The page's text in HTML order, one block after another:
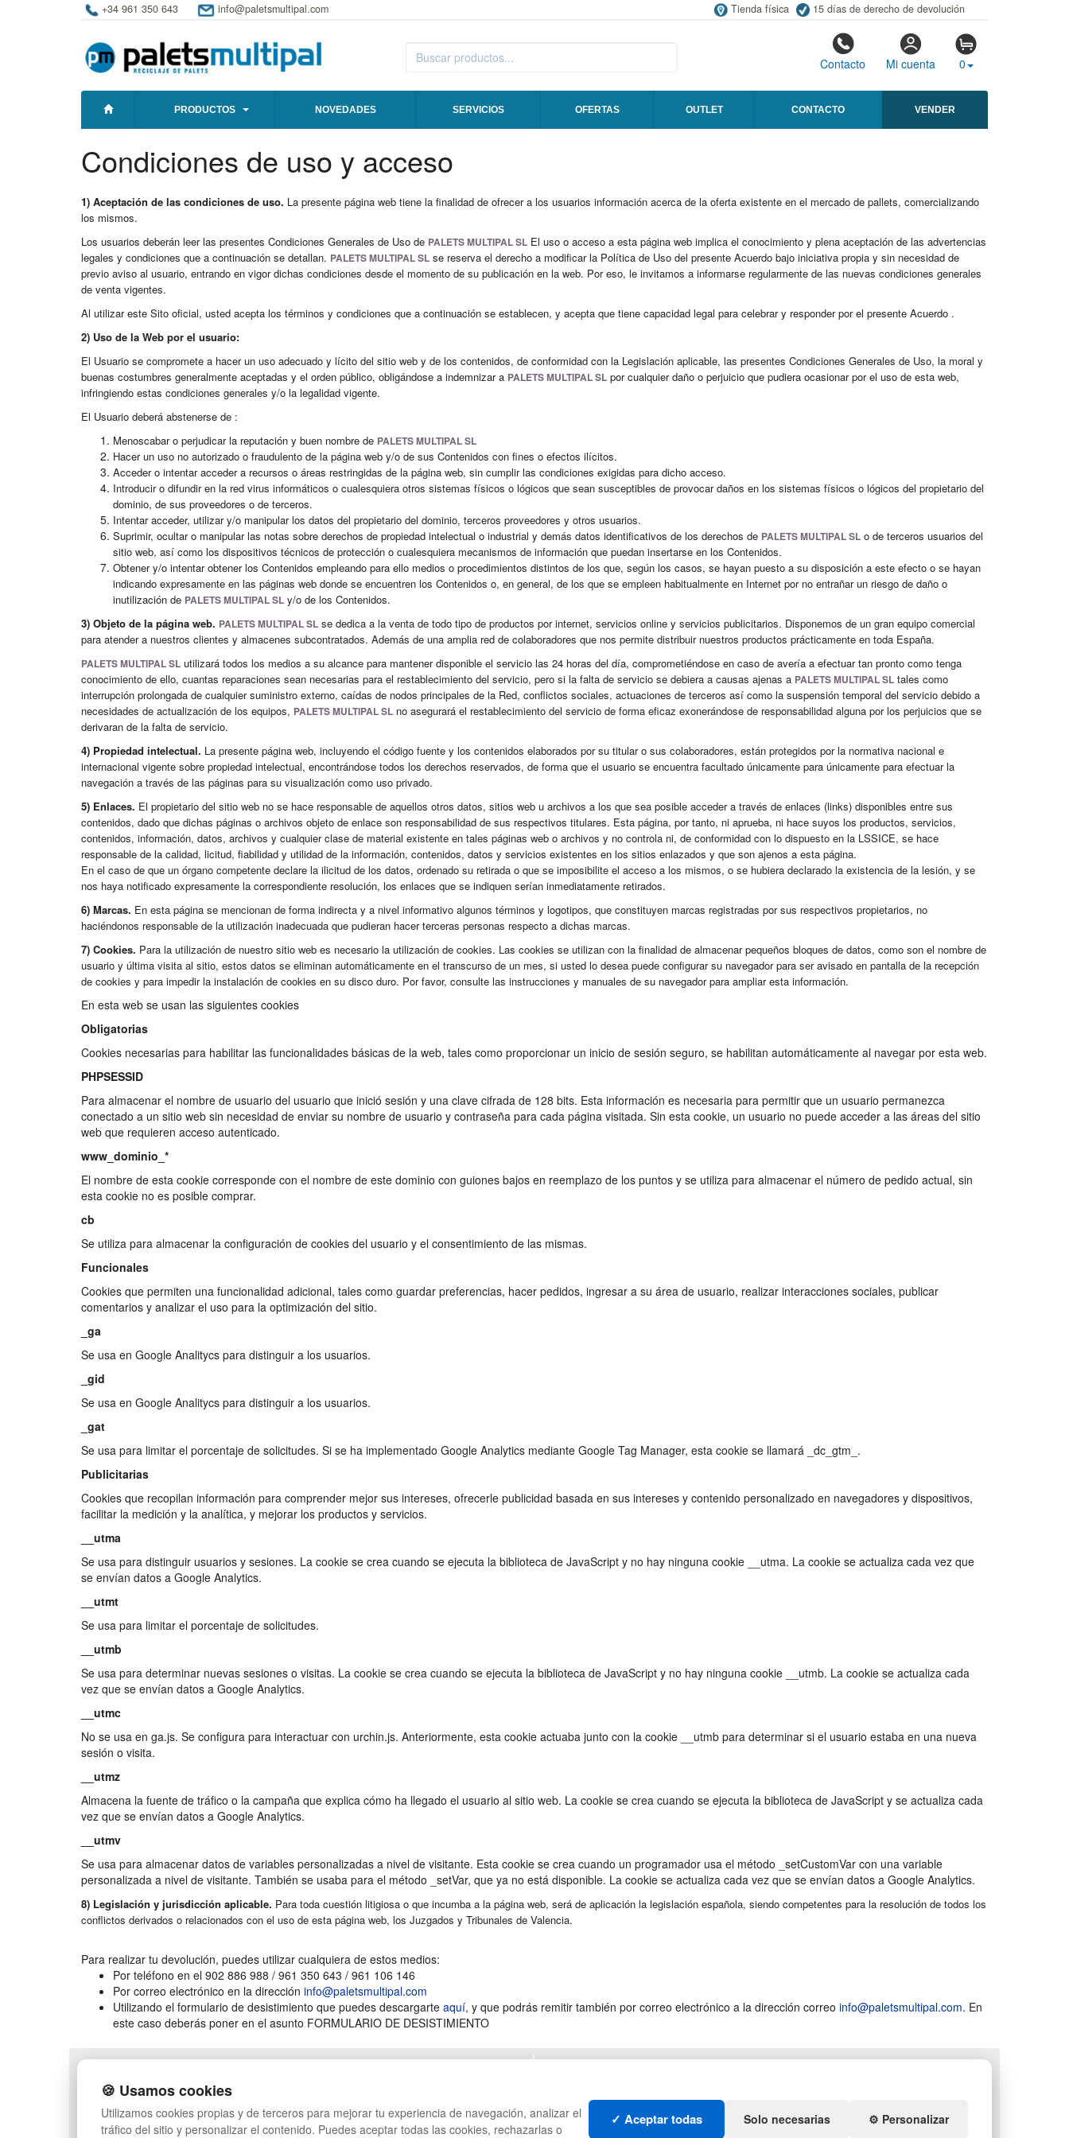
+34 961 350 643 info@paletsmultipal.com Tienda física 15 días de derecho de devolución
Contacto Mi cuenta 0
PRODUCTOS NOVEDADES SERVICIOS OFERTAS OUTLET CONTACTO VENDER
Condiciones de uso y acceso
1) Aceptación de las condiciones de uso. La presente página web tiene la finalidad de ofrecer a los usuarios información acerca de la oferta existente en el mercado de pallets, comercializando
los mismos.
Los usuarios deberán leer las presentes Condiciones Generales de Uso de PALETS MULTIPAL SL El uso o acceso a esta página web implica el conocimiento y plena aceptación de las advertencias
legales y condiciones que a continuación se detallan. PALETS MULTIPAL SL se reserva el derecho a modificar la Política de Uso del presente Acuerdo bajo iniciativa propia y sin necesidad de
previo aviso al usuario, entrando en vigor dichas condiciones desde el momento de su publicación en la web. Por eso, le invitamos a informarse regularmente de las nuevas condiciones generales
de venta vigentes.
Al utilizar este Sito oficial, usted acepta los términos y condiciones que a continuación se establecen, y acepta que tiene capacidad legal para celebrar y responder por el presente Acuerdo .
2) Uso de la Web por el usuario:
El Usuario se compromete a hacer un uso adecuado y lícito del sitio web y de los contenidos, de conformidad con la Legislación aplicable, las presentes Condiciones Generales de Uso, la moral y
buenas costumbres generalmente aceptadas y el orden público, obligándose a indemnizar a PALETS MULTIPAL SL por cualquier daño o perjuicio que pudiera ocasionar por el uso de esta web,
infringiendo estas condiciones generales y/o la legalidad vigente.
El Usuario deberá abstenerse de :
Menoscabar o perjudicar la reputación y buen nombre de PALETS MULTIPAL SL
Hacer un uso no autorizado o fraudulento de la página web y/o de sus Contenidos con fines o efectos ilícitos.
Acceder o intentar acceder a recursos o áreas restringidas de la página web, sin cumplir las condiciones exigidas para dicho acceso.
Introducir o difundir en la red virus informáticos o cualesquiera otros sistemas físicos o lógicos que sean susceptibles de provocar daños en los sistemas físicos o lógicos del propietario del
dominio, de sus proveedores o de terceros.
Intentar acceder, utilizar y/o manipular los datos del propietario del dominio, terceros proveedores y otros usuarios.
Suprimir, ocultar o manipular las notas sobre derechos de propiedad intelectual o industrial y demás datos identificativos de los derechos de PALETS MULTIPAL SL o de terceros usuarios del
sitio web, así como los dispositivos técnicos de protección o cualesquiera mecanismos de información que puedan insertarse en los Contenidos.
Obtener y/o intentar obtener los Contenidos empleando para ello medios o procedimientos distintos de los que, según los casos, se hayan puesto a su disposición a este efecto o se hayan
indicando expresamente en las páginas web donde se encuentren los Contenidos o, en general, de los que se empleen habitualmente en Internet por no entrañar un riesgo de daño o
inutilización de PALETS MULTIPAL SL y/o de los Contenidos.
3) Objeto de la página web. PALETS MULTIPAL SL se dedica a la venta de todo tipo de productos por internet, servicios online y servicios publicitarios. Disponemos de un gran equipo comercial
para atender a nuestros clientes y almacenes subcontratados. Además de una amplia red de colaboradores que nos permite distribuir nuestros productos prácticamente en toda España.
PALETS MULTIPAL SL utilizará todos los medios a su alcance para mantener disponible el servicio las 24 horas del día, comprometiéndose en caso de avería a efectuar tan pronto como tenga
conocimiento de ello, cuantas reparaciones sean necesarias para el restablecimiento del servicio, pero si la falta de servicio se debiera a causas ajenas a PALETS MULTIPAL SL tales como
interrupción prolongada de cualquier suministro externo, caídas de nodos principales de la Red, conflictos sociales, actuaciones de terceros así como la suspensión temporal del servicio debido a
necesidades de actualización de los equipos, PALETS MULTIPAL SL no asegurará el restablecimiento del servicio de forma eficaz exonerándose de responsabilidad alguna por los perjuicios que se
derivaran de la falta de servicio.
4) Propiedad intelectual. La presente página web, incluyendo el código fuente y los contenidos elaborados por su titular o sus colaboradores, están protegidos por la normativa nacional e
internacional vigente sobre propiedad intelectual, encontrándose todos los derechos reservados, de forma que el usuario se encuentra facultado únicamente para únicamente para efectuar la
navegación a través de las páginas para su visualización como uso privado.
5) Enlaces. El propietario del sitio web no se hace responsable de aquellos otros datos, sitios web u archivos a los que sea posible acceder a través de enlaces (links) disponibles entre sus
contenidos, dado que dichas páginas o archivos objeto de enlace son responsabilidad de sus respectivos titulares. Esta página, por tanto, ni aprueba, ni hace suyos los productos, servicios,
contenidos, información, datos, archivos y cualquier clase de material existente en tales páginas web o archivos y no controla ni, de conformidad con lo dispuesto en la LSSICE, se hace
responsable de la calidad, licitud, fiabilidad y utilidad de la información, contenidos, datos y servicios existentes en los sitios enlazados y que son ajenos a esta página.
En el caso de que un órgano competente declare la ilicitud de los datos, ordenado su retirada o que se imposibilite el acceso a los mismos, o se hubiera declarado la existencia de la lesión, y se
nos haya notificado expresamente la correspondiente resolución, los enlaces que se indiquen serían inmediatamente retirados.
6) Marcas. En esta página se mencionan de forma indirecta y a nivel informativo algunos términos y logotipos, que constituyen marcas registradas por sus respectivos propietarios, no
haciéndonos responsable de la utilización inadecuada que pudieran hacer terceras personas respecto a dichas marcas.
7) Cookies. Para la utilización de nuestro sitio web es necesario la utilización de cookies. Las cookies se utilizan con la finalidad de almacenar pequeños bloques de datos, como son el nombre de
usuario y última visita al sitio, estos datos se eliminan automáticamente en el transcurso de un mes, si usted lo desea puede configurar su navegador para ser avisado en pantalla de la recepción
de cookies y para impedir la instalación de cookies en su disco duro. Por favor, consulte las instrucciones y manuales de su navegador para ampliar esta información.
En esta web se usan las siguientes cookies
Obligatorias
Cookies necesarias para habilitar las funcionalidades básicas de la web, tales como proporcionar un inicio de sesión seguro, se habilitan automáticamente al navegar por esta web.
PHPSESSID
Para almacenar el nombre de usuario del usuario que inició sesión y una clave cifrada de 128 bits. Esta información es necesaria para permitir que un usuario permanezca
conectado a un sitio web sin necesidad de enviar su nombre de usuario y contraseña para cada página visitada. Sin esta cookie, un usuario no puede acceder a las áreas del sitio
web que requieren acceso autenticado.
www_dominio_*
El nombre de esta cookie corresponde con el nombre de este dominio con guiones bajos en reemplazo de los puntos y se utiliza para almacenar el número de pedido actual, sin
esta cookie no es posible comprar.
cb
Se utiliza para almacenar la configuración de cookies del usuario y el consentimiento de las mismas.
Funcionales
Cookies que permiten una funcionalidad adicional, tales como guardar preferencias, hacer pedidos, ingresar a su área de usuario, realizar interacciones sociales, publicar
comentarios y analizar el uso para la optimización del sitio.
_ga
Se usa en Google Analitycs para distinguir a los usuarios.
_gid
Se usa en Google Analitycs para distinguir a los usuarios.
_gat
Se usa para limitar el porcentaje de solicitudes. Si se ha implementado Google Analytics mediante Google Tag Manager, esta cookie se llamará _dc_gtm_.
Publicitarias
Cookies que recopilan información para comprender mejor sus intereses, ofrecerle publicidad basada en sus intereses y contenido personalizado en navegadores y dispositivos,
facilitar la medición y la analítica, y mejorar los productos y servicios.
__utma
Se usa para distinguir usuarios y sesiones. La cookie se crea cuando se ejecuta la biblioteca de JavaScript y no hay ninguna cookie __utma. La cookie se actualiza cada vez que
se envían datos a Google Analytics.
__utmt
Se usa para limitar el porcentaje de solicitudes.
__utmb
Se usa para determinar nuevas sesiones o visitas. La cookie se crea cuando se ejecuta la biblioteca de JavaScript y no hay ninguna cookie __utmb. La cookie se actualiza cada
vez que se envían datos a Google Analytics.
__utmc
No se usa en ga.js. Se configura para interactuar con urchin.js. Anteriormente, esta cookie actuaba junto con la cookie __utmb para determinar si el usuario estaba en una nueva
sesión o visita.
__utmz
Almacena la fuente de tráfico o la campaña que explica cómo ha llegado el usuario al sitio web. La cookie se crea cuando se ejecuta la biblioteca de JavaScript y se actualiza cada
vez que se envían datos a Google Analytics.
__utmv
Se usa para almacenar datos de variables personalizadas a nivel de visitante. Esta cookie se crea cuando un programador usa el método _setCustomVar con una variable
personalizada a nivel de visitante. También se usaba para el método _setVar, que ya no está disponible. La cookie se actualiza cada vez que se envían datos a Google Analytics.
8) Legislación y jurisdicción aplicable. Para toda cuestión litigiosa o que incumba a la página web, será de aplicación la legislación española, siendo competentes para la resolución de todos los
conflictos derivados o relacionados con el uso de esta página web, los Juzgados y Tribunales de Valencia.
Para realizar tu devolución, puedes utilizar cualquiera de estos medios:
Por teléfono en el 902 886 988 / 961 350 643 / 961 106 146
Por correo electrónico en la dirección info@paletsmultipal.com
Utilizando el formulario de desistimiento que puedes descargarte aquí, y que podrás remitir también por correo electrónico a la dirección correo info@paletsmultipal.com. En
este caso deberás poner en el asunto FORMULARIO DE DESISTIMIENTO
CONDICIONES DE USO
CAMBIOS Y
DEVOLUCIONES
INGRESA A TU CUENTA
MANUTENCIÓN
GESTIÓN DE RESIDUOS
PLÁSTICO
LIQUIDACIÓN Y
🍪 Usamos cookies
Utilizamos cookies propias y de terceros para mejorar tu experiencia de navegación, analizar el
tráfico del sitio y personalizar el contenido. Puedes aceptar todas las cookies, rechazarlas o
✓ Aceptar todas Solo necesarias ⚙️ Personalizar